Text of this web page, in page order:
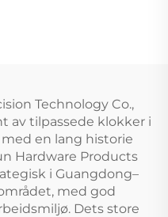
Technology Co.,
av tilpassede klokker i
en lang historie
Hardware Products
i Guangdong–
med god
Dets store